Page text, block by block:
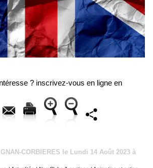
? inscrivez-vous en ligne en
CORBIERES le Lundi 14 Août 2023 à